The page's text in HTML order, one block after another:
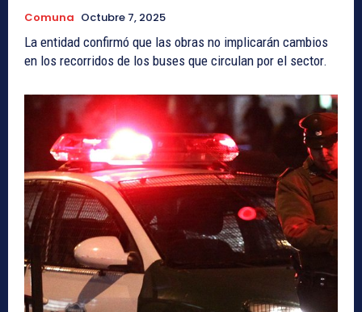
Comuna Octubre 7, 2025
La entidad confirmó que las obras no implicarán cambios
en los recorridos de los buses que circulan por el sector.